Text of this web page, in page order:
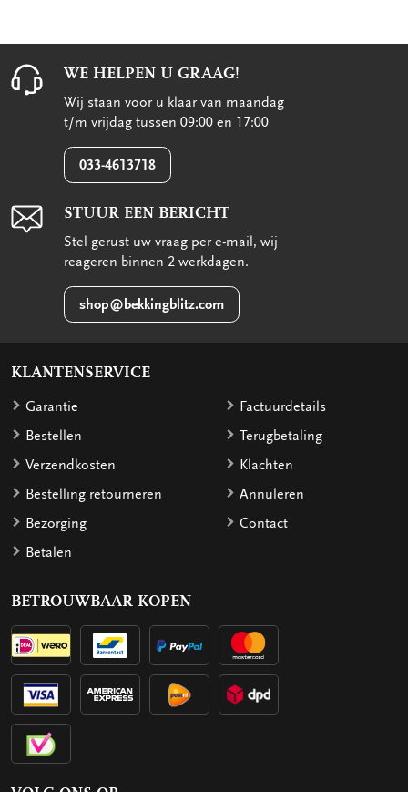
WE HELPEN U GRAAG!
Wij staan voor u klaar van maandag
t/m vrijdag tussen 09:00 en 17:00
033-4613718
STUUR EEN BERICHT
Stel gerust uw vraag per e-mail, wij
reageren binnen 2 werkdagen.
shop@bekkingblitz.com
KLANTENSERVICE
Garantie
Bestellen
Verzendkosten
Bestelling retourneren
Bezorging
Betalen
Factuurdetails
Terugbetaling
Klachten
Annuleren
Contact
BETROUWBAAR KOPEN